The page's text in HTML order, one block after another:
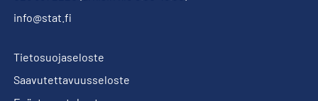
info@stat.fi
Tietosuojaseloste
Saavutettavuusseloste